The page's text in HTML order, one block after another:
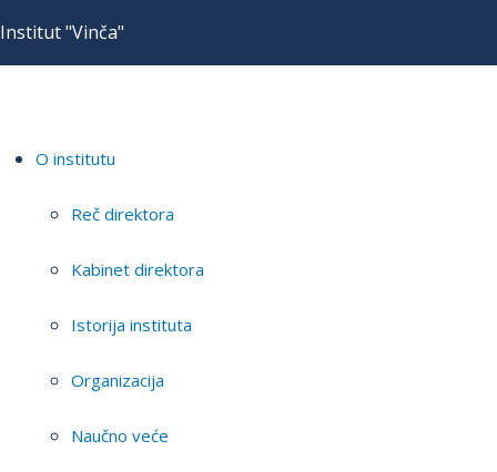
Institut "Vinča"
O institutu
Reč direktora
Kabinet direktora
Istorija instituta
Organizacija
Naučno veće